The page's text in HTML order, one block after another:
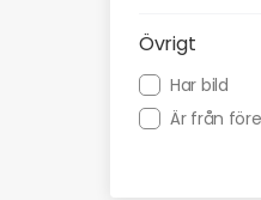
Övrigt
Har bild
Är från